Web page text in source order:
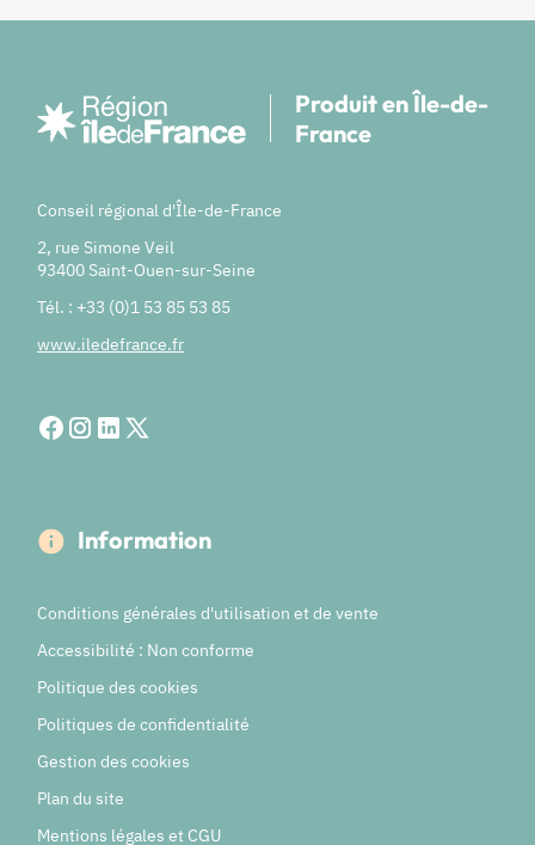
Produit en Île-de-
France
Conseil régional d'Île-de-France
2, rue Simone Veil
93400 Saint-Ouen-sur-Seine
Tél. : +33 (0)1 53 85 53 85
www.iledefrance.fr
Information
Conditions générales d'utilisation et de vente
Accessibilité : Non conforme
Politique des cookies
Politiques de confidentialité
Gestion des cookies
Plan du site
Mentions légales et CGU